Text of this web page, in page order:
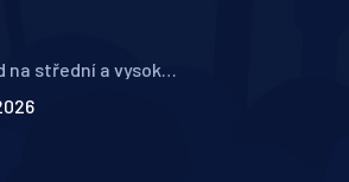
na střední a vysokou
příprava